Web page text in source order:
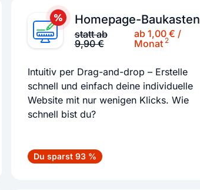
Homepage-Baukasten
statt ab
9,90 €
ab 1,00 € /
Monat 2
Intuitiv per Drag-and-drop – Erstelle
schnell und einfach deine individuelle
Website mit nur wenigen Klicks. Wie
schnell bist du?
Du sparst 93 %